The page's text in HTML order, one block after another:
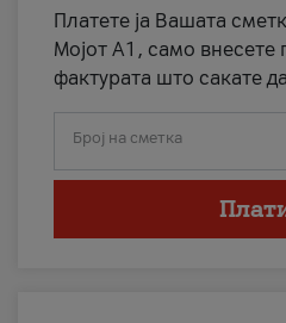
Платете ја Вашата
Мојот А1, само внесете
фактурата што сакате
Број на сметка